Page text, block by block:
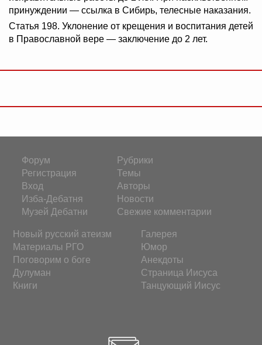
принуждении — ссылка в Сибирь, телесные наказания.
Статья 198. Уклонение от крещения и воспитания детей
в Православной вере — заключение до 2 лет.
Форум
Регистрация
Вход
Изба-Дебатня
Музей Дебатни
Рубрики
Темы
Авторы
Новости
Свежие комментарии
Новый русский атеизм
Материалы РГО
Поговорим о боге
Дулуман
Книги
Галерея
Юмор
Анекдоты
Страница Иисуса
Танцующий Иисус